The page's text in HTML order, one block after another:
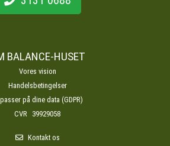
BALANCE-HUSET
Vores vision
Handelsbetingelser
på dine data (GDPR)
CVR 39929058
Kontakt os